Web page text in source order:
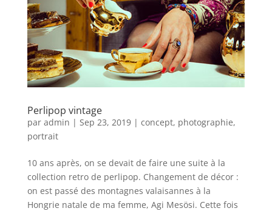
Perlipop vintage
par admin | Sep 23, 2019| concept, photographie,
portrait
10 ans après, on se devait de faire une suite à la
collection retro de perlipop. Changement de décor :
on est passé des montagnes valaisannes à la
Hongrie natale de ma femme, Agi Mesösi. Cette fois